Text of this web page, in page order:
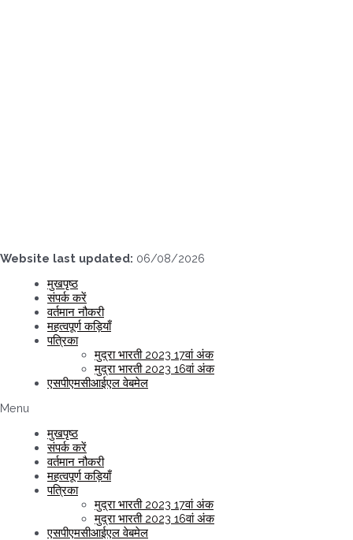
Website last updated: 06/08/2026
मुखपृष्ठ
संपर्क करें
वर्तमान नौकरी
महत्वपूर्ण कड़ियाँ
पत्रिका
मुद्रा भारती 2023 17वां अंक
मुद्रा भारती 2023 16वां अंक
एसपीएमसीआईएल वेबमेल
Menu
मुखपृष्ठ
संपर्क करें
वर्तमान नौकरी
महत्वपूर्ण कड़ियाँ
पत्रिका
मुद्रा भारती 2023 17वां अंक
मुद्रा भारती 2023 16वां अंक
एसपीएमसीआईएल वेबमेल